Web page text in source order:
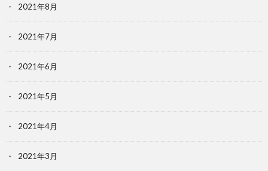
2021年8月
2021年7月
2021年6月
2021年5月
2021年4月
2021年3月